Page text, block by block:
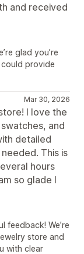
and received
glad you’re
provide
Mar 30, 2026
I love the
and
detailed
This is
hours
so glade I
feedback! We’re
store and
with clear